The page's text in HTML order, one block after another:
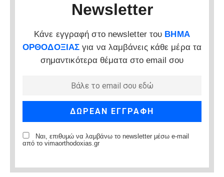
Newsletter
Κάνε εγγραφή στο newsletter του ΒΗΜΑ
ΟΡΘΟΔΟΞΙΑΣ για να λαμβάνεις κάθε μέρα τα
σημαντικότερα θέματα στο email σου
Ναι, επιθυμώ να λαμβάνω το newsletter μέσω e-mail
από το vimaorthodoxias.gr